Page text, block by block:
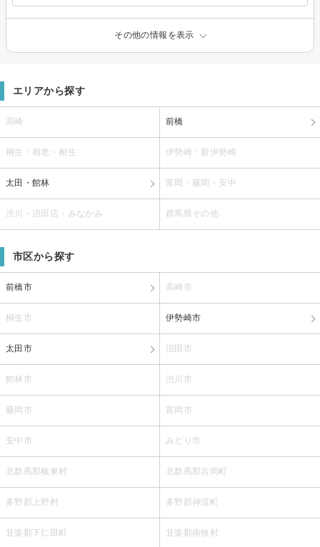
その他の情報を表示
エリアから探す
高崎 前橋
桐生・相老・相生 伊勢崎・新伊勢崎
太田・館林 富岡・藤岡・安中
渋川・沼田店・みなかみ 群馬県その他
市区から探す
前橋市 高崎市
桐生市 伊勢崎市
太田市 沼田市
館林市 渋川市
藤岡市 富岡市
安中市 みどり市
北群馬郡榛東村 北群馬郡吉岡町
多野郡上野村 多野郡神流町
甘楽郡下仁田町 甘楽郡南牧村